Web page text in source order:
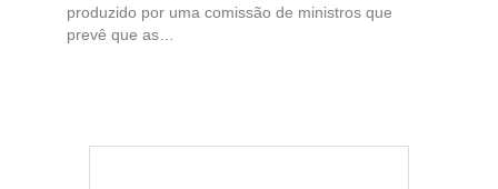
produzido por uma comissão de ministros que
prevê que as…